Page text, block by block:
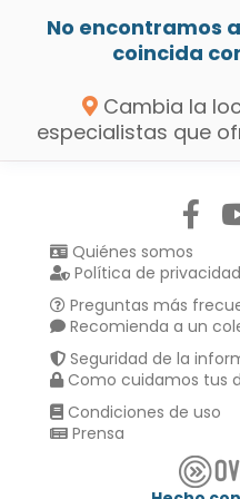
No encontramos
coincida
Cambia la
especialistas que
Quiénes somos
Política de privacidad
Preguntas más
Recomienda a un
Seguridad de la
Como cuidamos tus
Condiciones de uso
Prensa